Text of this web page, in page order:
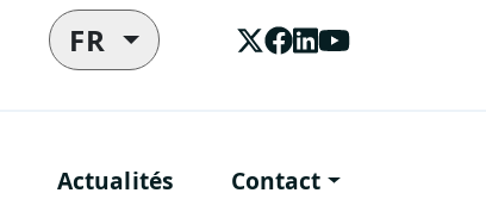
FR
Actualités Contact